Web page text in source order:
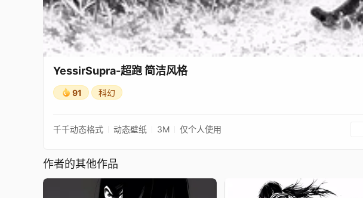
YessirSupra-超跑 简洁风格
91 科幻
千千动态格式 动态壁纸 3M 仅个人使用
作者的其他作品